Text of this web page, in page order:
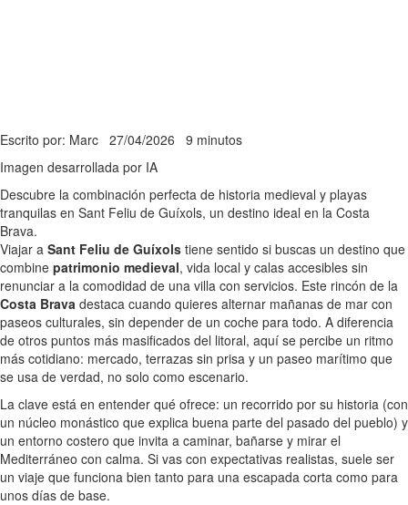
Escrito por: Marc 27/04/2026 9 minutos
Imagen desarrollada por IA
Descubre la combinación perfecta de historia medieval y playas
tranquilas en Sant Feliu de Guíxols, un destino ideal en la Costa
Brava.
Viajar a Sant Feliu de Guíxols tiene sentido si buscas un destino que
combine patrimonio medieval, vida local y calas accesibles sin
renunciar a la comodidad de una villa con servicios. Este rincón de la
Costa Brava destaca cuando quieres alternar mañanas de mar con
paseos culturales, sin depender de un coche para todo. A diferencia
de otros puntos más masificados del litoral, aquí se percibe un ritmo
más cotidiano: mercado, terrazas sin prisa y un paseo marítimo que
se usa de verdad, no solo como escenario.
La clave está en entender qué ofrece: un recorrido por su historia (con
un núcleo monástico que explica buena parte del pasado del pueblo) y
un entorno costero que invita a caminar, bañarse y mirar el
Mediterráneo con calma. Si vas con expectativas realistas, suele ser
un viaje que funciona bien tanto para una escapada corta como para
unos días de base.